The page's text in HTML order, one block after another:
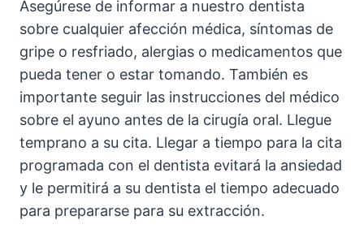
Asegúrese de informar a nuestro dentista
sobre cualquier afección médica, síntomas de
gripe o resfriado, alergias o medicamentos que
pueda tener o estar tomando. También es
importante seguir las instrucciones del médico
sobre el ayuno antes de la cirugía oral. Llegue
temprano a su cita. Llegar a tiempo para la cita
programada con el dentista evitará la ansiedad
y le permitirá a su dentista el tiempo adecuado
para prepararse para su extracción.